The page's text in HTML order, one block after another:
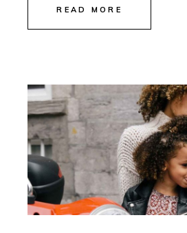
READ MORE